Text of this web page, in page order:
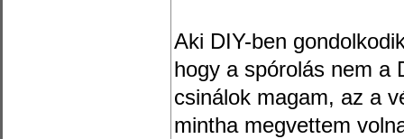
Aki DIY-ben
hogy a spórolás nem a
csinálok magam, az a
mintha megvettem